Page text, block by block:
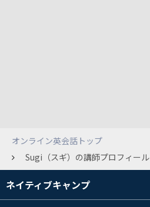
オンライン英会話トップ
Sugi（スギ）の講師プロフィール
ネイティブキャンプ